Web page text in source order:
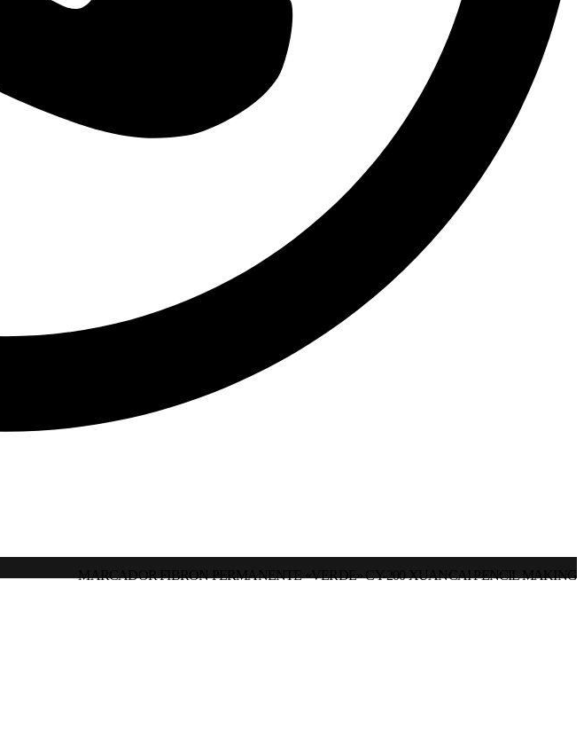
MARCADOR FIBRON PERMANENTE «VERDE» CY-200 XUANCAI PENCIL MAKING